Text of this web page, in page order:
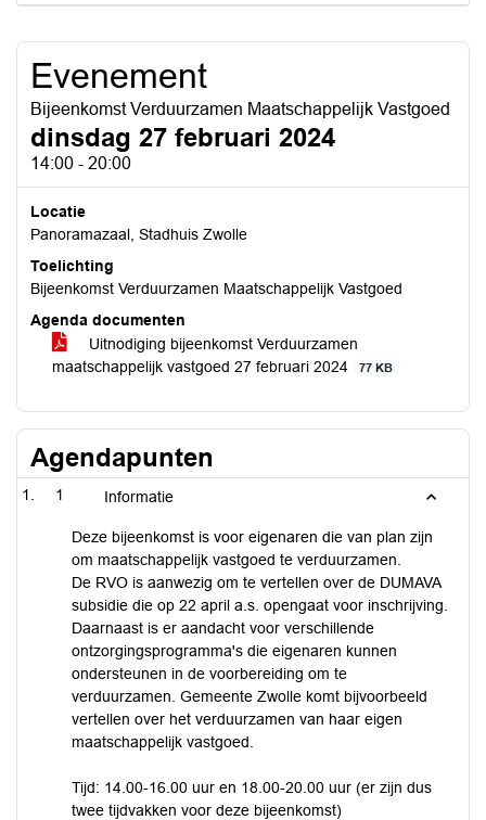
Evenement
Bijeenkomst Verduurzamen Maatschappelijk Vastgoed
dinsdag 27 februari 2024
14:00 - 20:00
Locatie
Panoramazaal, Stadhuis Zwolle
Toelichting
Bijeenkomst Verduurzamen Maatschappelijk Vastgoed
Agenda documenten
Uitnodiging bijeenkomst Verduurzamen
maatschappelijk vastgoed 27 februari 2024
77 KB
Agendapunten
1 Informatie
Deze bijeenkomst is voor eigenaren die van plan zijn
om maatschappelijk vastgoed te verduurzamen.
De RVO is aanwezig om te vertellen over de DUMAVA
subsidie die op 22 april a.s. opengaat voor inschrijving.
Daarnaast is er aandacht voor verschillende
ontzorgingsprogramma's die eigenaren kunnen
ondersteunen in de voorbereiding om te
verduurzamen. Gemeente Zwolle komt bijvoorbeeld
vertellen over het verduurzamen van haar eigen
maatschappelijk vastgoed.
Tijd: 14.00-16.00 uur en 18.00-20.00 uur (er zijn dus
twee tijdvakken voor deze bijeenkomst)